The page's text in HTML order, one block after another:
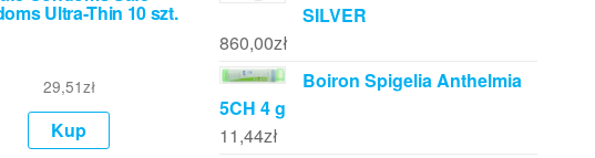
Ultra-Thin 10 szt.
29,51zł
Kup
SILVER
860,00zł
Boiron Spigelia Anthelmia
5CH 4 g
11,44zł